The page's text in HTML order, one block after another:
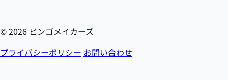
© 2026 ビンゴメイカーズ
プライバシーポリシー お問い合わせ